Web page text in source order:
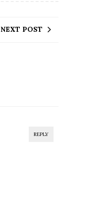
NEXT POST
REPLY